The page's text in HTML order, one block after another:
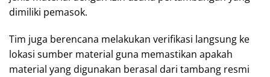
dimiliki pemasok.
Tim juga berencana melakukan verifikasi langsung ke
lokasi sumber material guna memastikan apakah
material yang digunakan berasal dari tambang resmi